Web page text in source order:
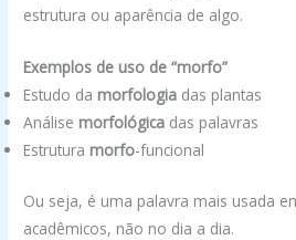
estrutura ou aparência de algo.
Exemplos de uso de “morfo”
Estudo da morfologia das plantas
Análise morfológica das palavras
Estrutura morfo-funcional
Ou seja, é uma palavra mais usada
acadêmicos, não no dia a dia.